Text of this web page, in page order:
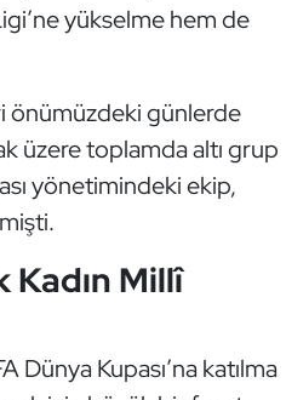
yükselme hem de
önümüzdeki günlerde
üzere toplamda altı grup
yönetimindeki ekip,
Kadın Millî
Dünya Kupası’na katılma